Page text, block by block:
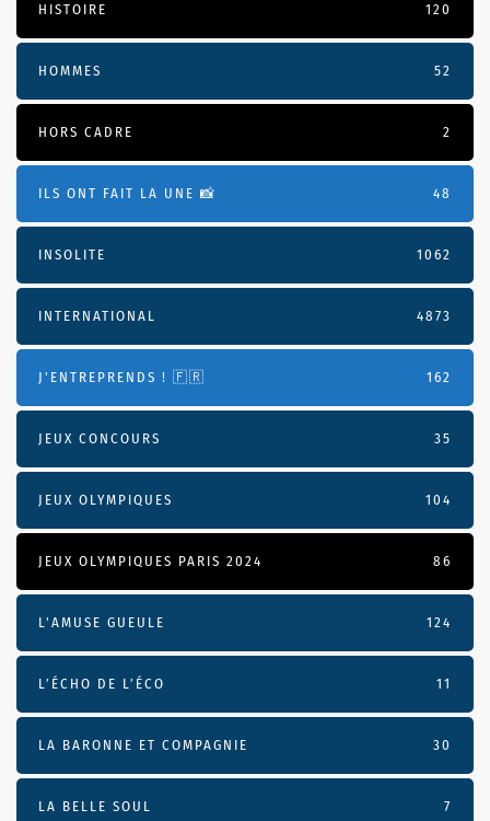
HISTOIRE 120
HOMMES 52
HORS CADRE 2
ILS ONT FAIT LA UNE 📸 48
INSOLITE 1062
INTERNATIONAL 4873
J'ENTREPRENDS ! 🇫🇷 162
JEUX CONCOURS 35
JEUX OLYMPIQUES 104
JEUX OLYMPIQUES PARIS 2024 86
L'AMUSE GUEULE 124
L’ÉCHO DE L’ÉCO 11
LA BARONNE ET COMPAGNIE 30
LA BELLE SOUL 7